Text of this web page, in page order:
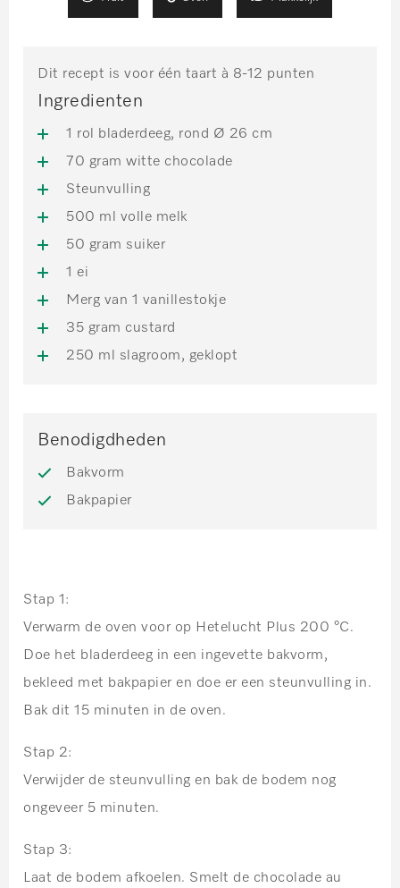
Dit recept is voor één taart à 8-12 punten
Ingredienten
1 rol bladerdeeg, rond Ø 26 cm
70 gram witte chocolade
Steunvulling
500 ml volle melk
50 gram suiker
1 ei
Merg van 1 vanillestokje
35 gram custard
250 ml slagroom, geklopt
Benodigdheden
Bakvorm
Bakpapier
Stap 1:
Verwarm de oven voor op Hetelucht Plus 200 °C.
Doe het bladerdeeg in een ingevette bakvorm,
bekleed met bakpapier en doe er een steunvulling in.
Bak dit 15 minuten in de oven.
Stap 2:
Verwijder de steunvulling en bak de bodem nog
ongeveer 5 minuten.
Stap 3:
Laat de bodem afkoelen. Smelt de chocolade au